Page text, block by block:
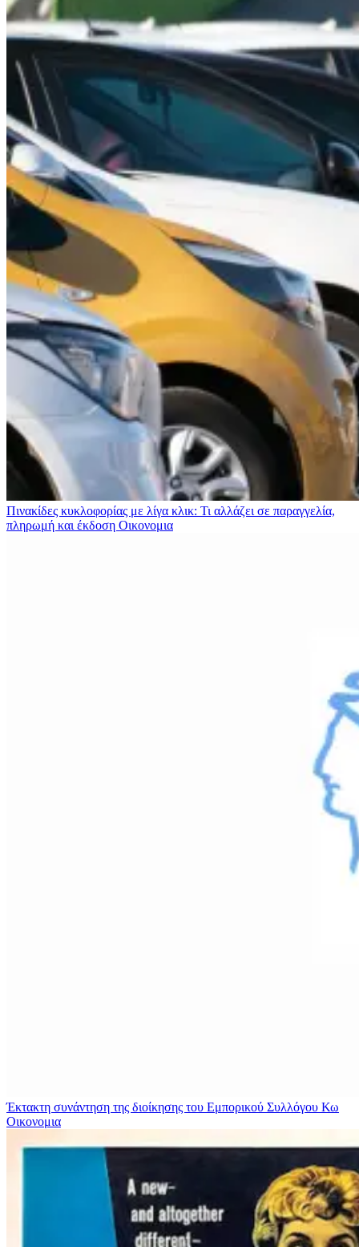
Πινακίδες κυκλοφορίας με λίγα κλικ: Τι αλλάζει σε παραγγελία,
πληρωμή και έκδοση Οικονομια
Έκτακτη συνάντηση της διοίκησης του Εμπορικού Συλλόγου Κω
Οικονομια